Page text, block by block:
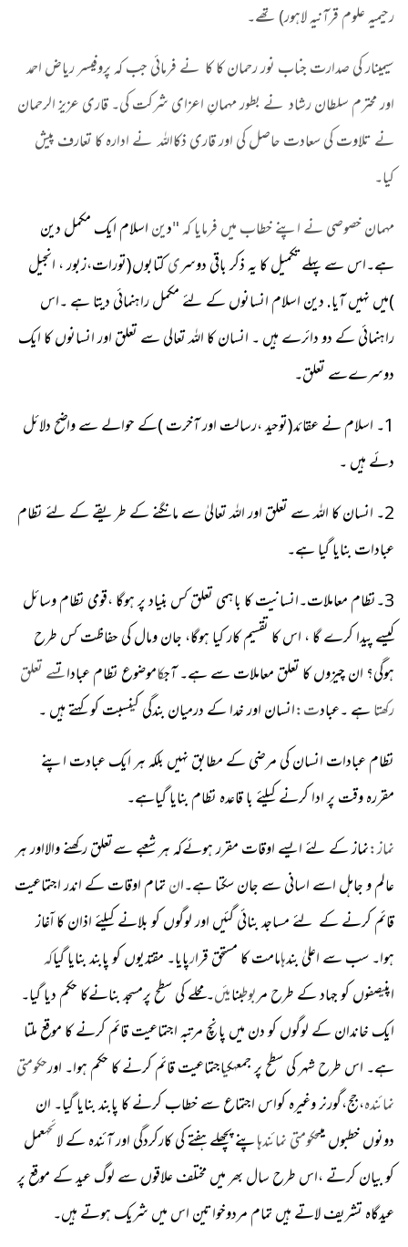
رحیمیہ علوم قرآنیہ لاہور) تھے۔
سیمینار کی صدارت جناب نور رحمان کا کا نے فرمائی جب کہ پروفیسر ریاض احمد
اور محترم سلطان رشاد نے بطور مہمانِ اعزای شرکت کی۔ قاری عزیز الرحمان
نے تلاوت کی سعادت حاصل کی اور قاری ذکااللہ نے ادارہ کا تعارف پیش
کیا۔
مہمان خصوصی نے اپنے خطاب میں فرمایا کہ "دیناسلام ایک مکمل دین
ہے۔اس سے پہلے تکمیل کا یہ ذکر باقی دوسریکتابوں(تورات،زبور ، انجیل
)میں نہیں آیا. دین اسلام انسانوں کے لئے مکمل راہنمائی دیتا ہے ۔اس
راہنمائی کے دو دائرے ہیں ۔ انسان کا اللہ تعالی سے تعلق اور انسانوں کا ایک
دوسرےسے تعلق۔
1۔ اسلام نے عقائد(توحید ،رسالت اور آخرت )کے حوالے سے واضح دلائل
دئے ہیں ۔
2۔ انسان کا اللہ سے تعلق اور اللہ تعالیٰ سے مانگنے کے طریقے کے لئے نظام
عبادات بنایا گیا ہے۔
3۔نظام معاملات۔انسانیت کا باہمی تعلق کس بنیاد پر ہوگا ،قومی نظام وسائل
کیسے پیدا کرے گا ، اس کا تقسیم کار کیا ہوگا، جان ومال کی حفاظت کس طرح
ہوگی؟ ان چیزوں کا تعلق معاملات سے ہے۔ آجکاموضوعنظام عباداتسے تعلق
رکھتاہے ۔عبادت:انسان اور خدا کے درمیان بندگی کینسبت کو کہتے ہیں ۔
نظام عبادات انسان کی مرضی کے مطابق نہیں بلکہ ہر ایک عبادت اپنے
مقررہ وقت پر ادا کرنے کیلئے با قاعدہ نظام بنایا گیاہے۔
نماز:نماز کے لئے ایسے اوقات مقرر ہوئےکہ ہر شعبے سےتعلق رکھنے والااور ہر
عالم و جاہل اسے اسانی سے جان سکتا ہے۔انتمام اوقات کے اندر اجتماعیت
قائم کرنے کے لئے مساجد بنائی گئیں اور لوگوں کو بلانے کیلئے اذان کا اۤغاز
ہوا۔ سب سے اعلیٰ بندہامامت کا مستحق قرارپایا۔ مقتدیوں کو پابند بنایا گیاکہ
اپنیصفوں کو جہاد کے طرح مربوطبنایئں۔محلے کی سطح پرمسجد بنانےکا حکم دیا گیا۔
ایک خاندان کے لوگوں کو دن میں پانچ مرتبہ اجتماعیت قائم کرنے کا موقع ملتا
ہے۔ اس طرح شہر کی سطح پر جمعہکیاجتماعیت قائم کرنے کا حکم ہوا۔ اورحکومتی
نمائندہ،جج،گورنر وغیرہ کواس اجتماع سے خطاب کرنے کا پابند بنایا گیا۔ ان
دونوں خطبوں میںحکومتی نمائندہاپنے پچھلے ہفتے کیکارکردگی اور آئندہ کے لا ئحہعمل
کو بیان کرتے ،اس طرح سال بھر میں مختلف علاقوںسے لوگ عید کے موقع پر
عیدگاہ تشریف لاتے ہیں تمام مردوخواتیناسمیں شریک ہوتے ہیں۔